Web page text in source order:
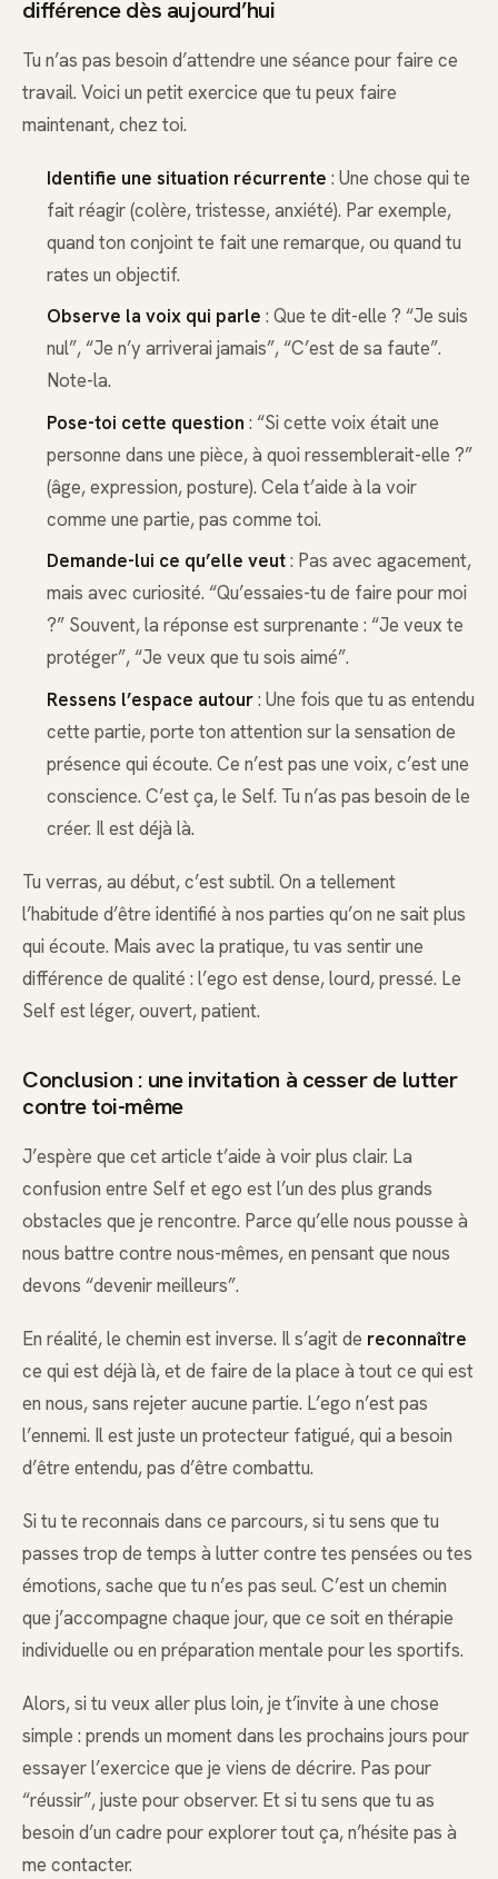
différence dès aujourd’hui
Tu n’as pas besoin d’attendre une séance pour faire ce
travail. Voici un petit exercice que tu peux faire
maintenant, chez toi.
Identifie une situation récurrente : Une chose qui te
fait réagir (colère, tristesse, anxiété). Par exemple,
quand ton conjoint te fait une remarque, ou quand tu
rates un objectif.
Observe la voix qui parle : Que te dit-elle ? “Je suis
nul”, “Je n’y arriverai jamais”, “C’est de sa faute”.
Note-la.
Pose-toi cette question : “Si cette voix était une
personne dans une pièce, à quoi ressemblerait-elle ?”
(âge, expression, posture). Cela t’aide à la voir
comme une partie, pas comme toi.
Demande-lui ce qu’elle veut: Pas avec agacement,
mais avec curiosité. “Qu’essaies-tu de faire pour moi
?” Souvent, la réponse est surprenante : “Je veux te
protéger”, “Je veux que tu sois aimé”.
Ressens l’espace autour: Une fois que tu as entendu
cette partie, porte ton attention sur la sensation de
présence qui écoute. Ce n’est pas une voix, c’est une
conscience. C’est ça, le Self. Tu n’as pas besoin de le
créer. Il est déjà là.
Tu verras, au début, c’est subtil. On a tellement
l’habitude d’être identifié à nos parties qu’on ne sait plus
qui écoute. Mais avec la pratique, tu vas sentir une
différence de qualité : l’ego est dense, lourd, pressé. Le
Self est léger, ouvert, patient.
Conclusion : une invitation à cesser de lutter
contre toi-même
J’espère que cet article t’aide à voir plus clair. La
confusion entre Self et ego est l’un des plus grands
obstacles que je rencontre. Parce qu’elle nous pousse à
nous battre contre nous-mêmes, en pensant que nous
devons “devenir meilleurs”.
En réalité, le chemin est inverse. Il s’agit de reconnaître
ce qui est déjà là, et de faire de la place à tout ce qui est
en nous, sans rejeter aucune partie. L’ego n’est pas
l’ennemi. Il est juste un protecteur fatigué, qui a besoin
d’être entendu, pas d’être combattu.
Si tu te reconnais dans ce parcours, si tu sens que tu
passes trop de temps à lutter contre tes pensées ou tes
émotions, sache que tu n’es pas seul. C’est un chemin
que j’accompagne chaque jour, que ce soit en thérapie
individuelle ou en préparation mentale pour les sportifs.
Alors, si tu veux aller plus loin, je t’invite à une chose
simple : prends un moment dans les prochains jours pour
essayer l’exercice que je viens de décrire. Pas pour
“réussir”, juste pour observer. Et si tu sens que tu as
besoin d’un cadre pour explorer tout ça, n’hésite pas à
me contacter.